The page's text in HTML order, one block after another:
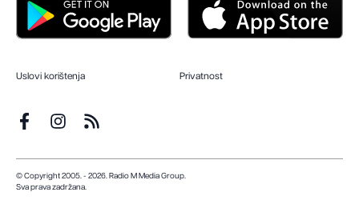
Uslovi korištenja Privatnost
© Copyright 2005. - 2026. Radio M Media Group.
Sva prava zadržana.